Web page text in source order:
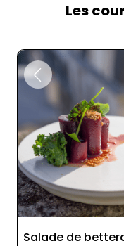
Les
Mayonnaise aux